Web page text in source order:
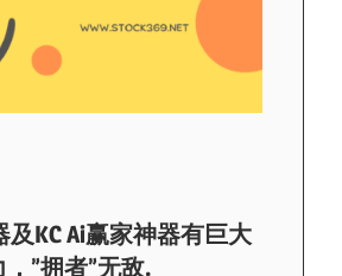
及KC Ai赢家神器有巨大
”拥者”无敌.